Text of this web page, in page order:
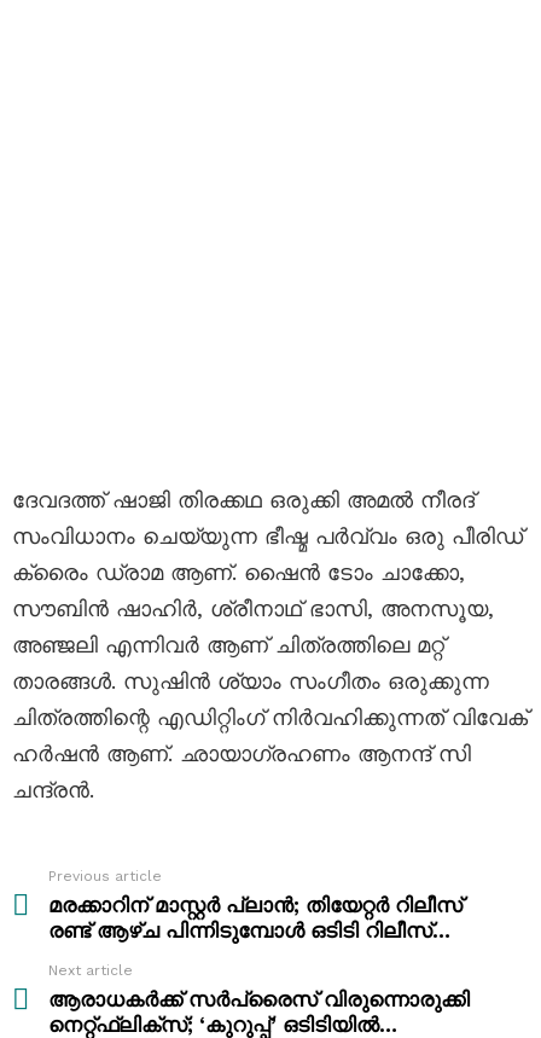
ദേവദത്ത് ഷാജി തിരക്കഥ ഒരുക്കി അമൽ നീരദ്
സംവിധാനം ചെയ്യുന്ന ഭീഷ്മ പർവ്വം ഒരു പീരിഡ്
ക്രൈം ഡ്രാമ ആണ്. ഷൈൻ ടോം ചാക്കോ,
സൗബിൻ ഷാഹിർ, ശ്രീനാഥ് ഭാസി, അനസൂയ,
അഞ്ജലി എന്നിവർ ആണ് ചിത്രത്തിലെ മറ്റ്
താരങ്ങൾ. സുഷിൻ ശ്യാം സംഗീതം ഒരുക്കുന്ന
ചിത്രത്തിന്റെ എഡിറ്റിംഗ് നിർവഹിക്കുന്നത് വിവേക്
ഹർഷൻ ആണ്. ഛായാഗ്രഹണം ആനന്ദ് സി
ചന്ദ്രൻ.
more
Previous article
മരക്കാറിന് മാസ്റ്റർ പ്ലാൻ; തിയേറ്റർ റിലീസ്
രണ്ട് ആഴ്ച പിന്നിടുമ്പോൾ ഒടിടി റിലീസ്…
Next article
ആരാധകർക്ക് സർപ്രൈസ് വിരുന്നൊരുക്കി
നെറ്റ്ഫ്ലിക്‌സ്; ‘കുറുപ്പ്’ ഒടിടിയിൽ…